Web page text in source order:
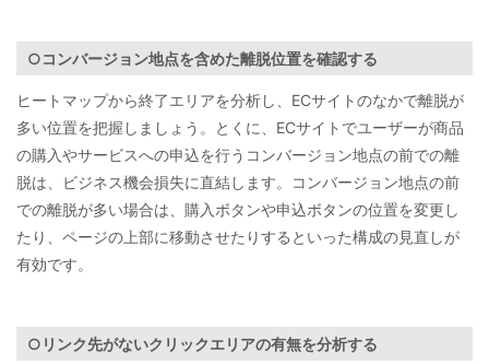
○コンバージョン地点を含めた離脱位置を確認する
ヒートマップから終了エリアを分析し、ECサイトのなかで離脱が
多い位置を把握しましょう。とくに、ECサイトでユーザーが商品
の購入やサービスへの申込を行うコンバージョン地点の前での離
脱は、ビジネス機会損失に直結します。コンバージョン地点の前
での離脱が多い場合は、購入ボタンや申込ボタンの位置を変更し
たり、ページの上部に移動させたりするといった構成の見直しが
有効です。
○リンク先がないクリックエリアの有無を分析する